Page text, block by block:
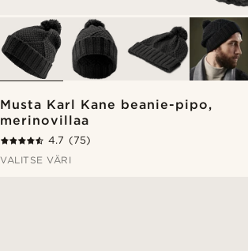
Musta Karl Kane beanie-pipo,
merinovillaa
4.7 (75)
VALITSE VÄRI